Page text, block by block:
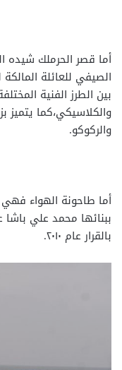
الصيفي للعائلة
بين الطرز الفنية
والكلاسيكي،كما يتميز
والركوكو.
أما طاحونة الهواء
بالقرار عام ٢٠١٠.